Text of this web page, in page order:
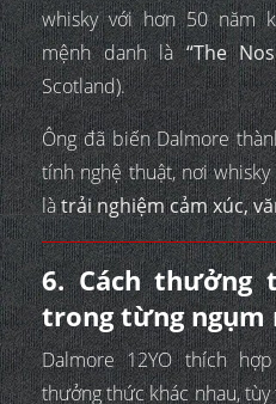
whisky với hơn 50 năm
mệnh danh là“The
Scotland).
Ông đã biến Dalmore
tính nghệ thuật, nơi
làtrải nghiệm cảm xúc,
6. Cách thưởng
trong từng
Dalmore 12YO thích
thưởng thức khác nhau,